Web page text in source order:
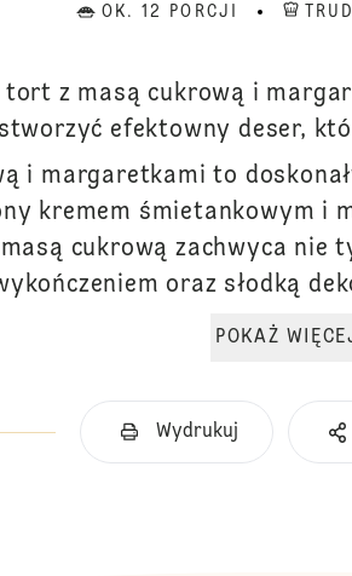
OK. 12 PORCJI
tort z masą cukrową i
stworzyć efektowny deser,
i margaretkami to
kremem śmietankowym i
cukrową zachwyca nie
oraz słodką
Wydrukuj